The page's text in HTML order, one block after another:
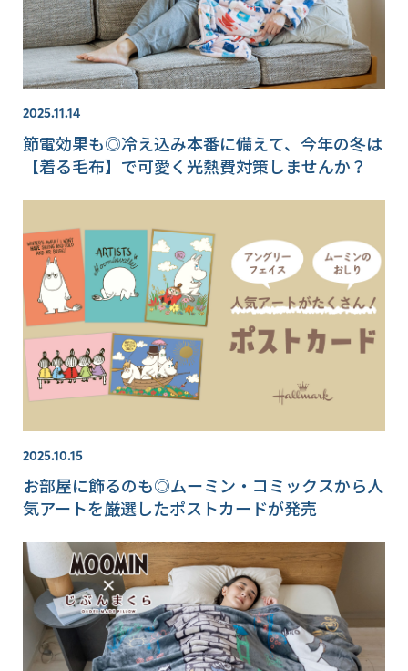
2025.11.14
節電効果も◎冷え込み本番に備えて、今年の冬は
【着る毛布】で可愛く光熱費対策しませんか？
2025.10.15
お部屋に飾るのも◎ムーミン・コミックスから人
気アートを厳選したポストカードが発売